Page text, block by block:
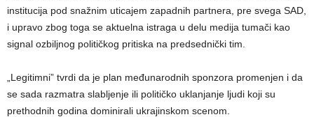
institucija pod snažnim uticajem zapadnih partnera, pre svega SAD,
i upravo zbog toga se aktuelna istraga u delu medija tumači kao
signal ozbiljnog političkog pritiska na predsednički tim.
„Legitimni” tvrdi da je plan međunarodnih sponzora promenjen i da
se sada razmatra slabljenje ili političko uklanjanje ljudi koji su
prethodnih godina dominirali ukrajinskom scenom.